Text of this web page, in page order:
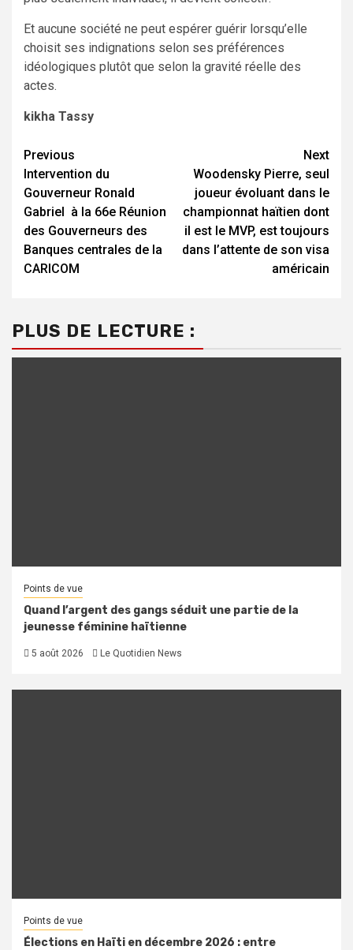
Et aucune société ne peut espérer guérir lorsqu’elle
choisit ses indignations selon ses préférences
idéologiques plutôt que selon la gravité réelle des
actes.
kikha Tassy
Continue
Reading
Previous
Intervention du
Gouverneur Ronald
Gabriel à la 66e Réunion
des Gouverneurs des
Banques centrales de la
CARICOM
Next
Woodensky Pierre, seul
joueur évoluant dans le
championnat haïtien dont
il est le MVP, est toujours
dans l’attente de son visa
américain
PLUS DE LECTURE :
Points de vue
Quand l’argent des gangs séduit une partie de la
jeunesse féminine haïtienne
5 août 2026 Le Quotidien News
Points de vue
Élections en Haïti en décembre 2026 : entre